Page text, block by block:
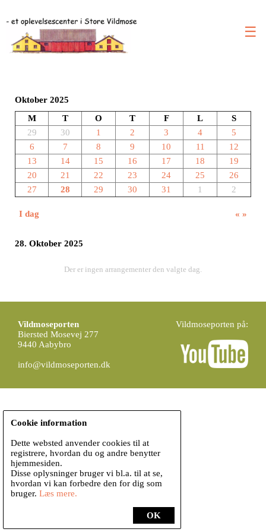
☰
Oktober 2025
M
T O T F L
S
29
30 1 2 3 4
5
6
7 8 9 10 11
12
13
14 15 16 17 18
19
20
21 22 23 24 25
26
27
28 29 30 31 1 2
I dag « »
28. Oktober 2025
Der er ingen arrangementer den valgte dag.
Vildmoseporten
Biersted Mosevej 277
9440 Aabybro
info@vildmoseporten.dk
Vildmoseporten på:
OK
Cookie information
Dette websted anvender cookies til at
registrere, hvordan du og andre benytter
hjemmesiden.
Disse oplysninger bruger vi bl.a. til at se,
hvordan vi kan forbedre den for dig som
bruger. Læs mere.